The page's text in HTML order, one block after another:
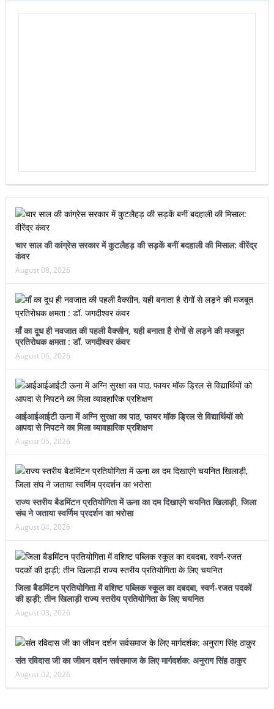
चार साल की कांग्रेस सरकार में कुटलैहड़ की सड़कें बनीं बदहाली की मिसाल: वीरेंद्र
कंवर
August 08, 2026
माँ का दूध ही नवजात की पहली वैक्सीन, यही बनाता है रोगों से लड़ने की मजबूत
प्रतिरोधक क्षमता : डॉ. जगदीश्वर कंवर
August 06, 2026
आईआईआईटी ऊना में अग्नि सुरक्षा का पाठ, फायर मॉक ड्रिल से विद्यार्थियों को
आपदा से निपटने का मिला व्यावहारिक प्रशिक्षण
August 05, 2026
राज्य स्तरीय बैडमिंटन प्रतियोगिता में ऊना का दम दिखाएंगे चयनित खिलाड़ी, जिला
संघ ने जताया स्वर्णिम प्रदर्शन का भरोसा
August 04, 2026
जिला बैडमिंटन प्रतियोगिता में वशिष्ट पब्लिक स्कूल का दबदबा, स्वर्ण-रजत पदकों
की झड़ी; तीन खिलाड़ी राज्य स्तरीय प्रतियोगिता के लिए चयनित
August 03, 2026
संत रविदास जी का जीवन दर्शन सर्वसमाज के लिए मार्गदर्शक: अनुराग सिंह ठाकुर
August 02, 2026